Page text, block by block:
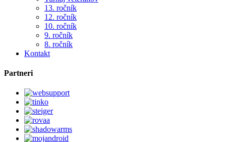
13. ročník
12. ročník
10. ročník
9. ročník
8. ročník
Kontakt
Partneri